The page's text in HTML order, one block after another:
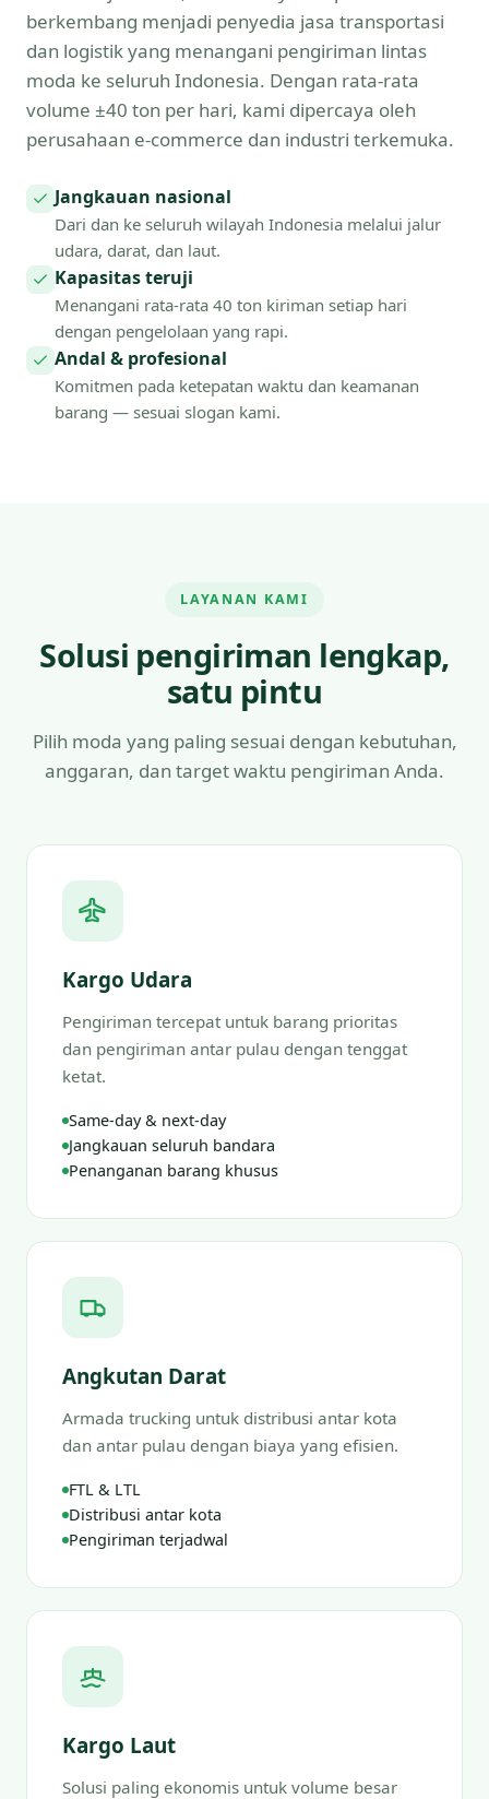
berkembang menjadi penyedia jasa transportasi
dan logistik yang menangani pengiriman lintas
moda ke seluruh Indonesia. Dengan rata-rata
volume ±40 ton per hari, kami dipercaya oleh
perusahaan e-commerce dan industri terkemuka.
Jangkauan nasional
Dari dan ke seluruh wilayah Indonesia melalui jalur
udara, darat, dan laut.
Kapasitas teruji
Menangani rata-rata 40 ton kiriman setiap hari
dengan pengelolaan yang rapi.
Andal & profesional
Komitmen pada ketepatan waktu dan keamanan
barang — sesuai slogan kami.
LAYANAN KAMI
Solusi pengiriman lengkap,
satu pintu
Pilih moda yang paling sesuai dengan kebutuhan,
anggaran, dan target waktu pengiriman Anda.
Kargo Udara
Pengiriman tercepat untuk barang prioritas
dan pengiriman antar pulau dengan tenggat
ketat.
Same-day & next-day
Jangkauan seluruh bandara
Penanganan barang khusus
Angkutan Darat
Armada trucking untuk distribusi antar kota
dan antar pulau dengan biaya yang efisien.
FTL & LTL
Distribusi antar kota
Pengiriman terjadwal
Kargo Laut
Solusi paling ekonomis untuk volume besar